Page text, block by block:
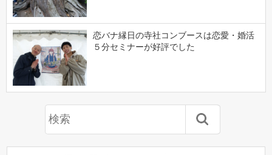
恋バナ縁日の寺社コンブースは恋愛・婚活
５分セミナーが好評でした